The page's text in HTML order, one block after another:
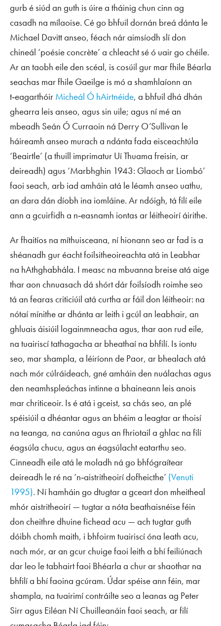
gurb é siúd an guth is úire a tháinig chun cinn ag
casadh na mílaoise. Cé go bhfuil dornán breá dánta le
Michael Davitt anseo, féach nár aimsíodh slí don
chineál ‘poésie concrète’ a chleacht sé ó uair go chéile.
Ar an taobh eile den scéal, is cosúil gur mar fhile Béarla
seachas mar fhile Gaeilge is mó a shamhlaíonn an
t‑eagarthóir Micheál Ó hAirtnéide, a bhfuil dhá dhán
ghearra leis anseo, agus sin uile; agus ní mé an
mbeadh Seán Ó Curraoin ná Derry O’Sullivan le
háireamh anseo murach a ndánta fada eisceachtúla
‘Beairtle’ (a thuill imprimatur Uí Thuama freisin, ar
deireadh) agus ‘Marbhghin 1943: Glaoch ar Liombó’
faoi seach, arb iad amháin atá le léamh anseo uathu,
an dara dán díobh ina iomláine. Ar ndóigh, tá filí eile
ann a gcuirfidh a n‑easnamh iontas ar léitheoirí áirithe.
Ar fhaitíos na míthuisceana, ní hionann seo ar fad is a
shéanadh gur éacht foilsitheoireachta atá in Leabhar
na hAthghabhála. I measc na mbuanna breise atá aige
thar aon chnuasach dá shórt dár foilsíodh roimhe seo
tá an fearas criticiúil atá curtha ar fáil don léitheoir: na
nótaí mínithe ar dhánta ar leith i gcúl an leabhair, an
ghluais áisiúil logainmneacha agus, thar aon rud eile,
na tuairiscí tathagacha ar bheathaí na bhfilí. Is iontu
seo, mar shampla, a léiríonn de Paor, ar bhealach atá
nach mór cúlráideach, gné amháin den nuálachas agus
den neamhspleáchas intinne a bhaineann leis anois
mar chriticeoir. Is é atá i gceist, sa chás seo, an plé
spéisiúil a dhéantar agus an bhéim a leagtar ar thoisí
na teanga, na canúna agus an fhriotail a ghlac na filí
éagsúla chucu, agus an éagsúlacht eatarthu seo.
Cinneadh eile atá le moladh ná go bhfógraítear
deireadh le ré na ‘n‑aistritheoirí dofheicthe’ (Venuti
1995). Ní hamháin go dtugtar a gceart don mheitheal
mhór aistritheoirí — tugtar a nóta beathaisnéise féin
don cheithre dhuine fichead acu — ach tugtar guth
dóibh chomh maith, i bhfoirm tuairiscí óna leath acu,
nach mór, ar an gcur chuige faoi leith a bhí feiliúnach
dar leo le tabhairt faoi Bhéarla a chur ar shaothar na
bhfilí a bhí faoina gcúram. Údar spéise ann féin, mar
shampla, na tuairimí contráilte seo a leanas ag Peter
Sirr agus Eiléan Ní Chuilleanáin faoi seach, ar filí